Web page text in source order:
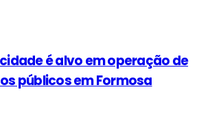
é alvo em operação de
públicos em Formosa